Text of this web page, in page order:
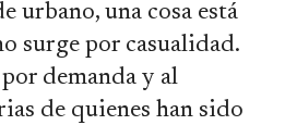
urbano, una cosa está
surge por casualidad.
demanda y al
de quienes han sido